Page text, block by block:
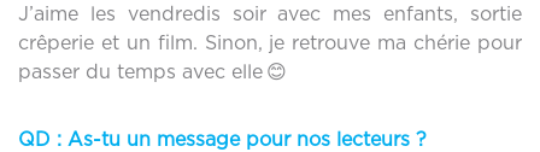
J’aime les vendredis soir avec mes enfants, sortie
crêperie et un film. Sinon, je retrouve ma chérie pour
passer du temps avec elle 😊
QD : As-tu un message pour nos lecteurs ?